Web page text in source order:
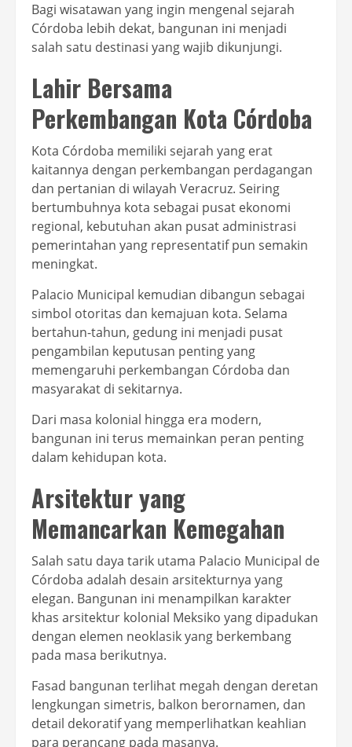
Bagi wisatawan yang ingin mengenal sejarah
Córdoba lebih dekat, bangunan ini menjadi
salah satu destinasi yang wajib dikunjungi.
Lahir Bersama
Perkembangan Kota Córdoba
Kota Córdoba memiliki sejarah yang erat
kaitannya dengan perkembangan perdagangan
dan pertanian di wilayah Veracruz. Seiring
bertumbuhnya kota sebagai pusat ekonomi
regional, kebutuhan akan pusat administrasi
pemerintahan yang representatif pun semakin
meningkat.
Palacio Municipal kemudian dibangun sebagai
simbol otoritas dan kemajuan kota. Selama
bertahun-tahun, gedung ini menjadi pusat
pengambilan keputusan penting yang
memengaruhi perkembangan Córdoba dan
masyarakat di sekitarnya.
Dari masa kolonial hingga era modern,
bangunan ini terus memainkan peran penting
dalam kehidupan kota.
Arsitektur yang
Memancarkan Kemegahan
Salah satu daya tarik utama Palacio Municipal de
Córdoba adalah desain arsitekturnya yang
elegan. Bangunan ini menampilkan karakter
khas arsitektur kolonial Meksiko yang dipadukan
dengan elemen neoklasik yang berkembang
pada masa berikutnya.
Fasad bangunan terlihat megah dengan deretan
lengkungan simetris, balkon berornamen, dan
detail dekoratif yang memperlihatkan keahlian
para perancang pada masanya.